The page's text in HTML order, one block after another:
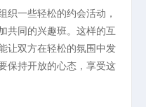
织一些轻松的约会活动，
共同的兴趣班。这样的互
让双方在轻松的氛围中发
保持开放的心态，享受这